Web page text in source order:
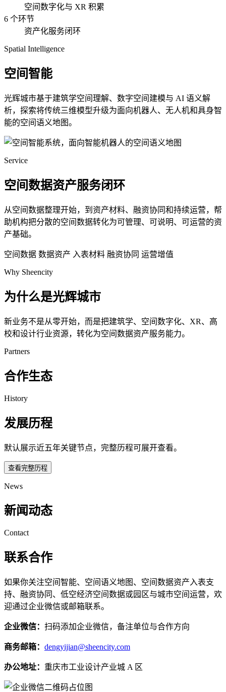
空间数字化与 XR 积累
6 个环节
资产化服务闭环
Spatial Intelligence
空间智能
光辉城市基于建筑学空间理解、数字空间建模与 AI 语义解
析，探索将传统三维模型升级为面向机器人、无人机和具身智
能的空间语义地图。
Service
空间数据资产服务闭环
从空间数据整理开始，到资产材料、融资协同和持续运营，帮
助机构把分散的空间数据转化为可管理、可说明、可运营的资
产基础。
空间数据 数据资产 入表材料 融资协同 运营增值
Why Sheencity
为什么是光辉城市
新业务不是从零开始，而是把建筑学、空间数字化、XR、高
校和设计行业资源，转化为空间数据资产服务能力。
Partners
合作生态
History
发展历程
默认展示近五年关键节点，完整历程可展开查看。
查看完整历程
News
新闻动态
Contact
联系合作
如果你关注空间智能、空间语义地图、空间数据资产入表支
持、融资协同、低空经济空间数据或园区与城市空间运营，欢
迎通过企业微信或邮箱联系。
企业微信： 扫码添加企业微信，备注单位与合作方向
商务邮箱： dengyijian@sheencity.com
办公地址： 重庆市工业设计产业城 A 区